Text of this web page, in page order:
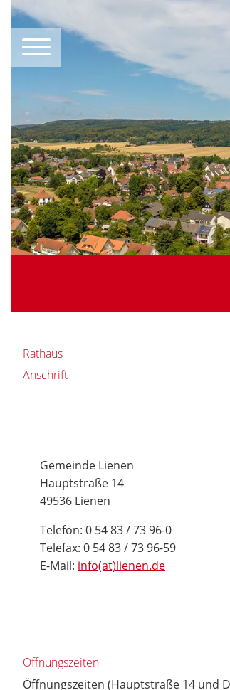
Rathaus
Anschrift
Gemeinde Lienen
Hauptstraße 14
49536 Lienen
Telefon: 0 54 83 / 73 96-0
Telefax: 0 54 83 / 73 96-59
E-Mail: info(at)lienen.de
Öffnungszeiten
Öffnungszeiten (Hauptstraße 14 und